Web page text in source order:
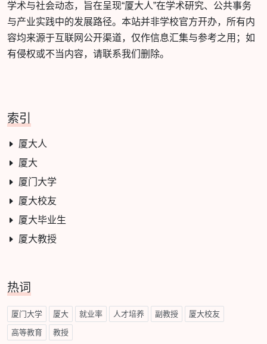
学术与社会动态，旨在呈现“厦大人”在学术研究、公共事务
与产业实践中的发展路径。本站并非学校官方开办，所有内
容均来源于互联网公开渠道，仅作信息汇集与参考之用；如
有侵权或不当内容，请联系我们删除。
索引
厦大人
厦大
厦门大学
厦大校友
厦大毕业生
厦大教授
热词
厦门大学 厦大 就业率 人才培养 副教授 厦大校友
高等教育 教授